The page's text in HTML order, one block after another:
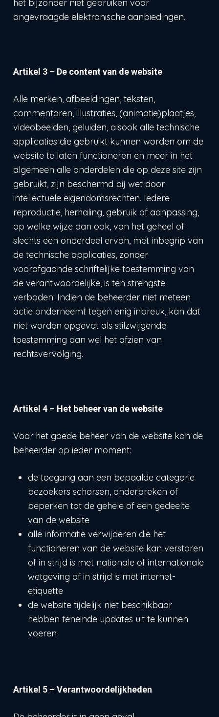
het bijzonder niet gebruiken voor
ongevraagde elektronische aanbiedingen.
Artikel 3 – De content van de website
Alle merken, afbeeldingen, teksten,
commentaren, illustraties, (animatie)plaatjes,
videobeelden, geluiden, alsook alle technische
applicaties die gebruikt kunnen worden om de
website te laten functioneren en meer in het
algemeen alle onderdelen die op deze site zijn
gebruikt, zijn beschermd bij wet door
intellectuele eigendomsrechten. Iedere
reproductie, herhaling, gebruik of aanpassing,
op welke wijze dan ook, van het geheel of
slechts een onderdeel ervan, met inbegrip van
de technische applicaties, zonder
voorafgaande schriftelijke toestemming van
de verantwoordelijke, is ten strengste
verboden. Indien de beheerder niet meteen
actie onderneemt tegen enig inbreuk, kan dat
niet worden opgevat als stilzwijgende
toestemming dan wel het afzien van
rechtsvervolging.
Artikel 4 – Het beheer van de website
Voor het goede beheer van de website kan de
beheerder op ieder moment:
de toegang aan een bepaalde categorie
bezoekers schorsen, onderbreken of
beperken tot de gehele of een gedeelte
van de website
alle informatie verwijderen die het
functioneren van de website kan verstoren
of in strijd is met nationale of internationale
wetgeving of in strijd is met internet-
etiquette
de website tijdelijk niet beschikbaar
hebben teneinde updates uit te kunnen
voeren
Artikel 5 – Verantwoordelijkheden